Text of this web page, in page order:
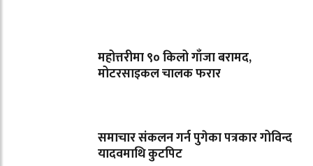
महोत्तरीमा ९० किलो गाँजा बरामद,
मोटरसाइकल चालक फरार
समाचार संकलन गर्न पुगेका पत्रकार गोविन्द
यादवमाथि कुटपिट